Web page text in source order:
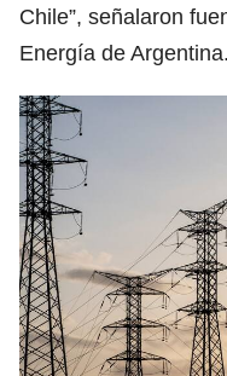
Chile”, señalaron
Energía de Argentina.